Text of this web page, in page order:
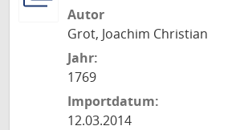
Autor
Grot, Joachim Christian
Jahr:
1769
Importdatum:
12.03.2014